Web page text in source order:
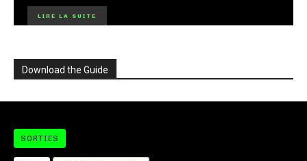
LIRE LA SUITE
Download the Guide
SORTIES